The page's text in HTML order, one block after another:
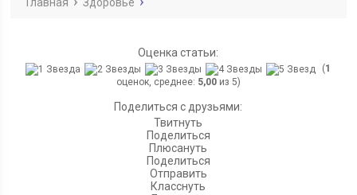
Оценка статьи:
(1
оценок, среднее: 5,00из 5)
Поделиться с друзьями:
Твитнуть
Поделиться
Плюсануть
Поделиться
Отправить
Класснуть